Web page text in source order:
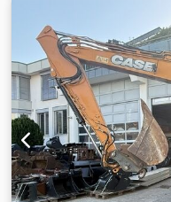
prenos. Brzina: 30 km/
Lokacija: nema